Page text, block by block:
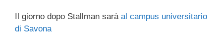
Il giorno dopo Stallman sarà al campus universitario
di Savona